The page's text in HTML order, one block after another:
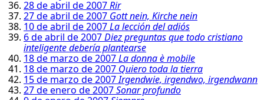
28 de abril de 2007Rir
27 de abril de 2007 Gott nein, Kirche nein
10 de abril de 2007La lección del adiós
6 de abril de 2007Diez preguntas que todo cristiano
inteligente debería plantearse
18 de marzo de 2007La donna è mobile
18 de marzo de 2007 Quiero toda la tierra
15 de marzo de 2007Irgendwie, irgendwo, irgendwann
27 de enero de 2007Sonar profundo